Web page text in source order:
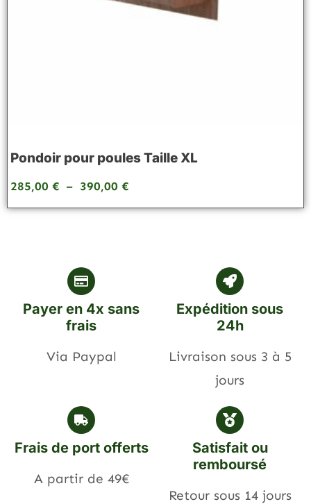
Pondoir pour poules Taille XL
285,00 € – 390,00 €
Payer en 4x sans
frais
Via Paypal
Expédition sous
24h
Livraison sous 3 à 5
jours
Frais de port offerts
A partir de 49€
Satisfait ou
remboursé
Retour sous 14 jours